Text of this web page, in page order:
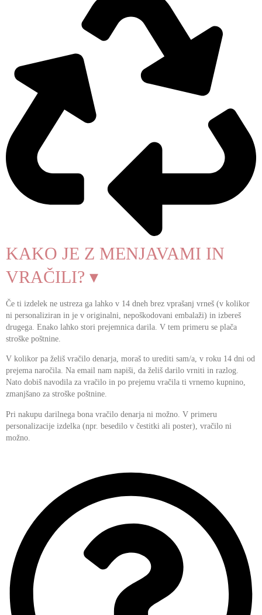
KAKO JE Z MENJAVAMI IN
VRAČILI? ▾
Če ti izdelek ne ustreza ga lahko v 14 dneh brez vprašanj vrneš (v kolikor
ni personaliziran in je v originalni, nepoškodovani embalaži) in izbereš
drugega. Enako lahko stori prejemnica darila. V tem primeru se plača
stroške poštnine.
V kolikor pa želiš vračilo denarja, moraš to urediti sam/a, v roku 14 dni od
prejema naročila. Na email nam napiši, da želiš darilo vrniti in razlog.
Nato dobiš navodila za vračilo in po prejemu vračila ti vrnemo kupnino,
zmanjšano za stroške poštnine.
Pri nakupu darilnega bona vračilo denarja ni možno. V primeru
personalizacije izdelka (npr. besedilo v čestitki ali poster), vračilo ni
možno.